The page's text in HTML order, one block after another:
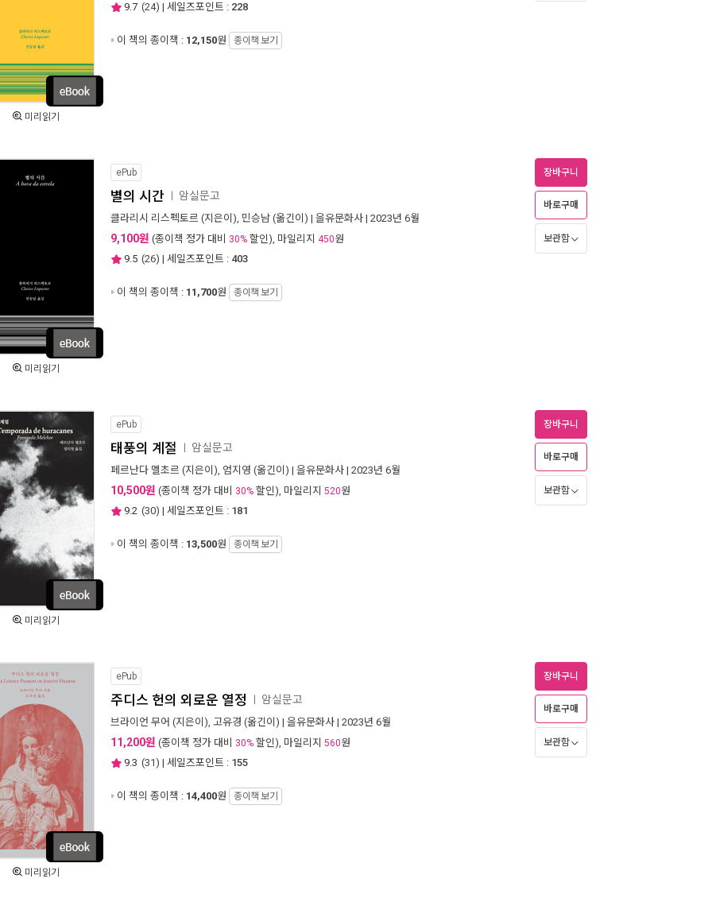
미리읽기
9.7 (24) | 세일즈포인트 : 228
이 책의 종이책 : 12,150원 종이책 보기
미리읽기
ePub
별의 시간 암실문고
클라리시 리스펙토르 (지은이), 민승남 (옮긴이) | 을유문화사 | 2023년 6월
9,100원 (종이책 정가 대비 30% 할인), 마일리지 450원
9.5 (26) | 세일즈포인트 : 403
이 책의 종이책 : 11,700원 종이책 보기
장바구니
바로구매
보관함
미리읽기
ePub
태풍의 계절 암실문고
페르난다 멜초르 (지은이), 엄지영 (옮긴이) | 을유문화사 | 2023년 6월
10,500원 (종이책 정가 대비 30% 할인), 마일리지 520원
9.2 (30) | 세일즈포인트 : 181
이 책의 종이책 : 13,500원 종이책 보기
장바구니
바로구매
보관함
미리읽기
ePub
주디스 헌의 외로운 열정 암실문고
브라이언 무어 (지은이), 고유경 (옮긴이) | 을유문화사 | 2023년 6월
11,200원 (종이책 정가 대비 30% 할인), 마일리지 560원
9.3 (31) | 세일즈포인트 : 155
이 책의 종이책 : 14,400원 종이책 보기
장바구니
바로구매
보관함